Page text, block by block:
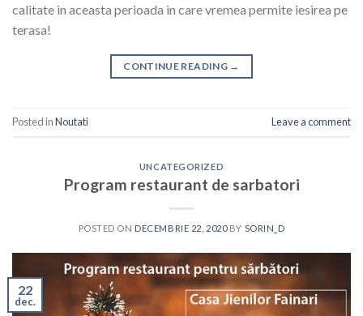
calitate in aceasta perioada in care vremea permite iesirea pe
terasa!
CONTINUE READING →
Posted inNoutati Leave a comment
UNCATEGORIZED
Program restaurant de sarbatori
POSTED ON DECEMBRIE 22, 2020BY SORIN_D
22
dec.